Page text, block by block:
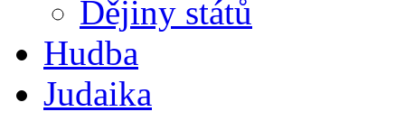
Dějiny států
Hudba
Judaika